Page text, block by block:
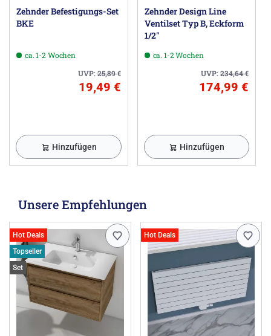
Zehnder Befestigungs-Set
BKE
ca. 1-2 Wochen
UVP:25,89€
19,49 €
Hinzufügen
Zehnder Design Line
Ventilset Typ B, Eckform
1/2"
ca. 1-2 Wochen
UVP:234,64€
174,99 €
Hinzufügen
Unsere Empfehlungen
Hot Deals
Topseller
Set
Hot Deals